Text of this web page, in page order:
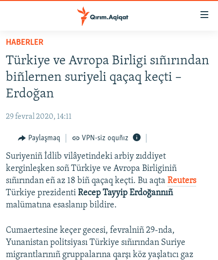
Esas
qaytmaq
Baş
navigatsiyağa
qaytmaq
Qıdıruvğa
HABERLER
SİYASET
İQTİSADİYAT
MEDENİYET
İNSAN AQLARI
VİDEO
SÜRET
BLOGLAR
FİKİR
Русский
Українською
HABERLER
Türkiye ve Avropa Birligi sıñırından
biñlernen suriyeli qaçaq keçti –
Erdoğan
29 fevral 2020, 14:11
Paylaşmaq VPN-siz oquñız
Suriyeniñ İdlib vilâyetindeki arbiy zıddiyet
kerginleşken soñ Türkiye ve Avropa Birliginiñ
sıñırından eñ az 18 biñ qaçaq keçti. Bu aqta Reuters
Türkiye prezidenti Recep Tayyip Erdoğannıñ
malümatına esaslanıp bildire.
Cumaertesine keçer gecesi, fevralniñ 29-nda,
Yunanistan politsiyası Türkiye sıñırından Suriye
migrantlarınıñ gruppalarına qarşı köz yaşlatıcı gaz